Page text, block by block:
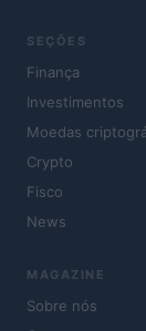
SEÇÕES
Finança
Investimentos
Moedas
Crypto
Fisco
News
MAGAZINE
Sobre nós